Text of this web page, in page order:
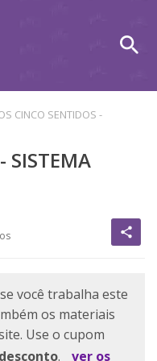
CINCO SENTIDOS -
SISTEMA
share
se você trabalha este
os materiais
Use o cupom
.
ver os